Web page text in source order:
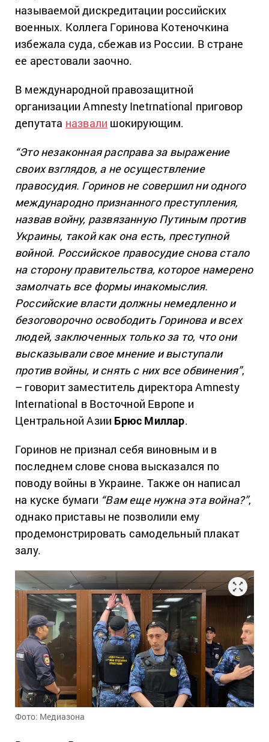
называемой дискредитации российских
военных. Коллега Горинова Котеночкина
избежала суда, сбежав из России. В стране
ее арестовали заочно.
В международной правозащитной
организации Amnesty Inetrnational приговор
депутата назвали шокирующим.
“Это незаконная расправа за выражение
своих взглядов, а не осуществление
правосудия. Горинов не совершил ни одного
международно признанного преступления,
назвав войну, развязанную Путиным против
Украины, такой как она есть, преступной
войной. Российское правосудие снова стало
на сторону правительства, которое намерено
замолчать все формы инакомыслия.
Российские власти должны немедленно и
безоговорочно освободить Горинова и всех
людей, заключенных только за то, что они
высказывали свое мнение и выступали
против войны, и снять с них все обвинения”,
– говорит заместитель директора Amnesty
International в Восточной Европе и
Центральной Азии Брюс Миллар.
Горинов не признал себя виновным и в
последнем слове снова высказался по
поводу войны в Украине. Также он написал
на куске бумаги “Вам еще нужна эта война?”,
однако приставы не позволили ему
продемонстрировать самодельный плакат
залу.
Фото: Медиазона